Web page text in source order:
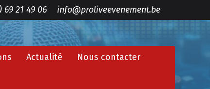
69 21 49 06 info@proliveevenement.be
Actualité Nous contacter